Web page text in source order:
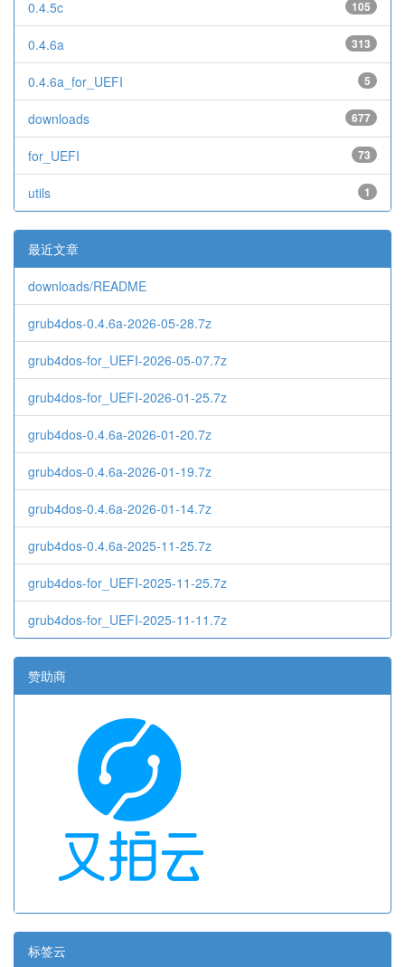
105
0.4.5c
313
0.4.6a
5
0.4.6a_for_UEFI
677
downloads
73
for_UEFI
1
utils
最近文章
downloads/README
grub4dos-0.4.6a-2026-05-28.7z
grub4dos-for_UEFI-2026-05-07.7z
grub4dos-for_UEFI-2026-01-25.7z
grub4dos-0.4.6a-2026-01-20.7z
grub4dos-0.4.6a-2026-01-19.7z
grub4dos-0.4.6a-2026-01-14.7z
grub4dos-0.4.6a-2025-11-25.7z
grub4dos-for_UEFI-2025-11-25.7z
grub4dos-for_UEFI-2025-11-11.7z
赞助商
标签云